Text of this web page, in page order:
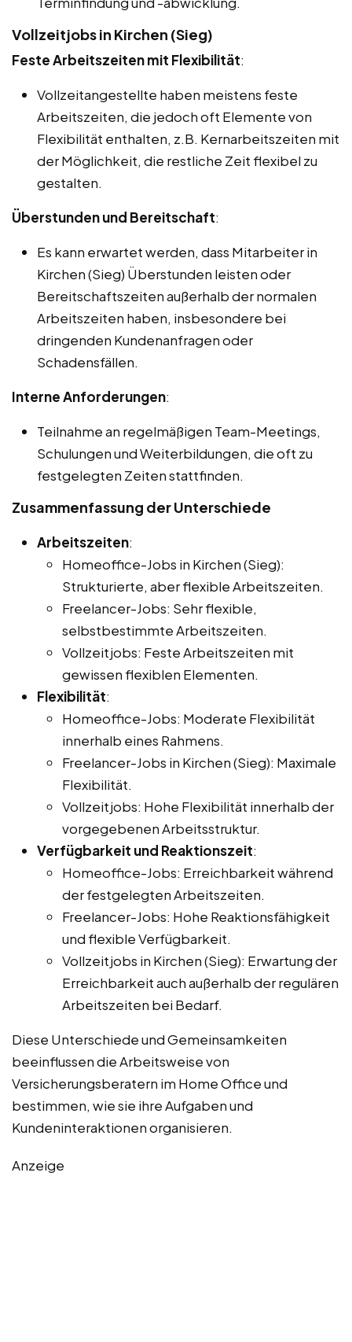
Vollzeitjobs in Kirchen (Sieg)
Feste Arbeitszeiten mit Flexibilität:
Vollzeitangestellte haben meistens feste
Arbeitszeiten, die jedoch oft Elemente von
Flexibilität enthalten, z.B. Kernarbeitszeiten mit
der Möglichkeit, die restliche Zeit flexibel zu
gestalten.
Überstunden und Bereitschaft:
Es kann erwartet werden, dass Mitarbeiter in
Kirchen (Sieg) Überstunden leisten oder
Bereitschaftszeiten außerhalb der normalen
Arbeitszeiten haben, insbesondere bei
dringenden Kundenanfragen oder
Schadensfällen.
Interne Anforderungen:
Teilnahme an regelmäßigen Team-Meetings,
Schulungen und Weiterbildungen, die oft zu
festgelegten Zeiten stattfinden.
Zusammenfassung der Unterschiede
Arbeitszeiten:
Homeoffice-Jobs in Kirchen (Sieg):
Strukturierte, aber flexible Arbeitszeiten.
Freelancer-Jobs: Sehr flexible,
selbstbestimmte Arbeitszeiten.
Vollzeitjobs: Feste Arbeitszeiten mit
gewissen flexiblen Elementen.
Flexibilität:
Homeoffice-Jobs: Moderate Flexibilität
innerhalb eines Rahmens.
Freelancer-Jobs in Kirchen (Sieg): Maximale
Flexibilität.
Vollzeitjobs: Hohe Flexibilität innerhalb der
vorgegebenen Arbeitsstruktur.
Verfügbarkeit und Reaktionszeit:
Homeoffice-Jobs: Erreichbarkeit während
der festgelegten Arbeitszeiten.
Freelancer-Jobs: Hohe Reaktionsfähigkeit
und flexible Verfügbarkeit.
Vollzeitjobs in Kirchen (Sieg): Erwartung der
Erreichbarkeit auch außerhalb der regulären
Arbeitszeiten bei Bedarf.
Diese Unterschiede und Gemeinsamkeiten
beeinflussen die Arbeitsweise von
Versicherungsberatern im Home Office und
bestimmen, wie sie ihre Aufgaben und
Kundeninteraktionen organisieren.
Anzeige